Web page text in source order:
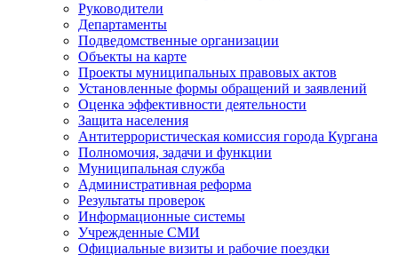
Руководители
Департаменты
Подведомственные организации
Объекты на карте
Проекты муниципальных правовых актов
Установленные формы обращений и заявлений
Оценка эффективности деятельности
Защита населения
Антитеррористическая комиссия города Кургана
Полномочия, задачи и функции
Муниципальная служба
Административная реформа
Результаты проверок
Информационные системы
Учрежденные СМИ
Официальные визиты и рабочие поездки